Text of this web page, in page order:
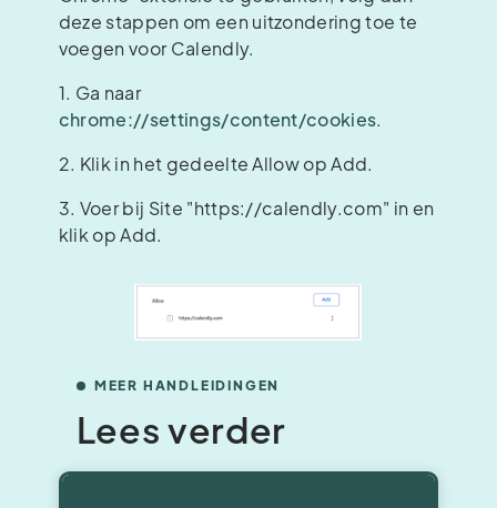
deze stappen om een uitzondering toe te
voegen voor Calendly.
1. Ga naar
chrome://settings/content/cookies.
2. Klik in het gedeelte Allow op Add.
3. Voer bij Site "https://calendly.com" in en
klik op Add.
MEER HANDLEIDINGEN
Lees verder